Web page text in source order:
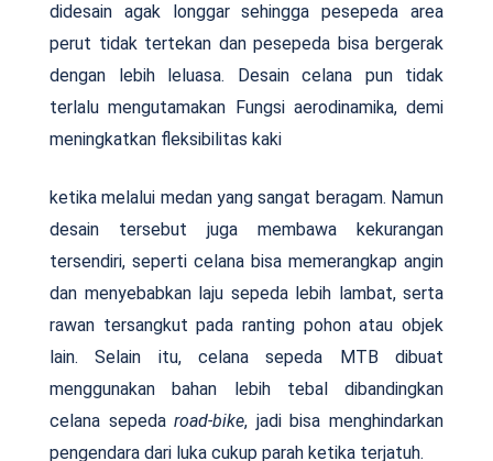
didesain agak longgar sehingga pesepeda area
perut tidak tertekan dan pesepeda bisa bergerak
dengan lebih leluasa. Desain celana pun tidak
terlalu mengutamakan Fungsi aerodinamika, demi
meningkatkan fleksibilitas kaki
ketika melalui medan yang sangat beragam. Namun
desain tersebut juga membawa kekurangan
tersendiri, seperti celana bisa memerangkap angin
dan menyebabkan laju sepeda lebih lambat, serta
rawan tersangkut pada ranting pohon atau objek
lain. Selain itu, celana sepeda MTB dibuat
menggunakan bahan lebih tebal dibandingkan
celana sepedaroad-bike, jadi bisa menghindarkan
pengendara dari luka cukup parah ketika terjatuh.